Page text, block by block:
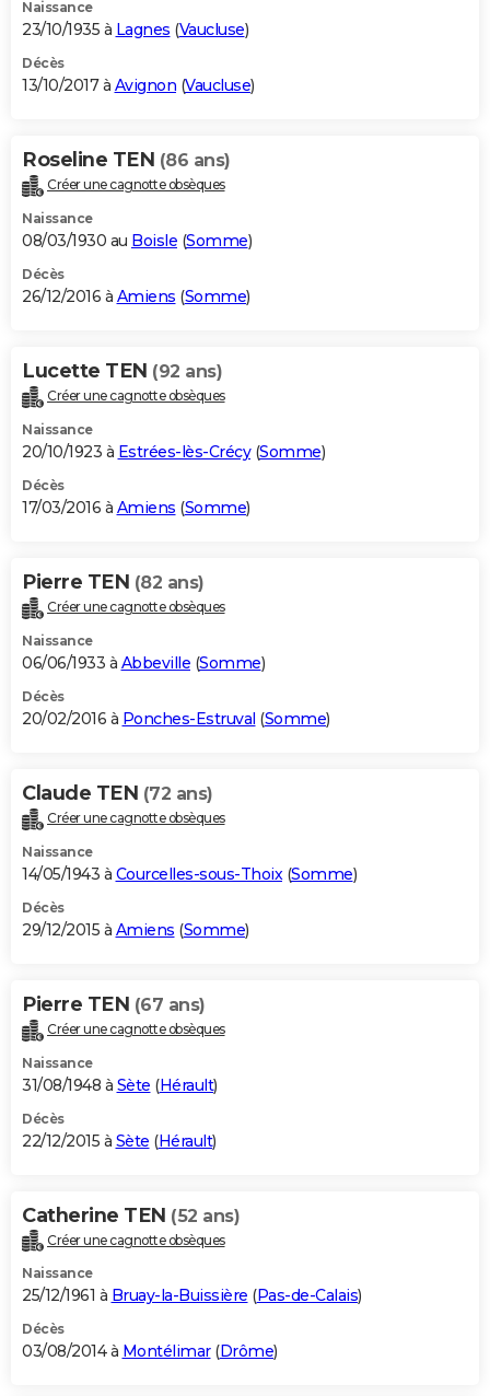
Naissance
23/10/1935 à Lagnes (Vaucluse)
Décès
13/10/2017 à Avignon (Vaucluse)
Roseline TEN (86 ans)
Créer une cagnotte obsèques
Naissance
08/03/1930 au Boisle (Somme)
Décès
26/12/2016 à Amiens (Somme)
Lucette TEN (92 ans)
Créer une cagnotte obsèques
Naissance
20/10/1923 à Estrées-lès-Crécy(Somme)
Décès
17/03/2016 à Amiens (Somme)
Pierre TEN (82 ans)
Créer une cagnotte obsèques
Naissance
06/06/1933 à Abbeville (Somme)
Décès
20/02/2016 à Ponches-Estruval (Somme)
Claude TEN (72 ans)
Créer une cagnotte obsèques
Naissance
14/05/1943 à Courcelles-sous-Thoix(Somme)
Décès
29/12/2015 à Amiens (Somme)
Pierre TEN (67 ans)
Créer une cagnotte obsèques
Naissance
31/08/1948 à Sète (Hérault)
Décès
22/12/2015 à Sète (Hérault)
Catherine TEN (52 ans)
Créer une cagnotte obsèques
Naissance
25/12/1961 à Bruay-la-Buissière (Pas-de-Calais)
Décès
03/08/2014 à Montélimar(Drôme)